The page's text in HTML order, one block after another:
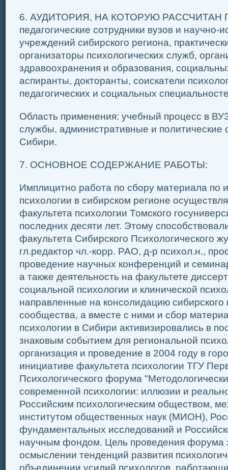
6. АУДИТОРИЯ, НА КОТОРУЮ РАССЧИТАН
педагогические сотрудники вузов и научно-
учреждений сибирского региона,
организаторы психологических служб,
здравоохранения и образования,
аспиранты, докторанты, соискатели
педагогических и социальных
Область применения: учебный процесс в
службы, административные и политические
Сибири.
7. ОСНОВНОЕ СОДЕРЖАНИЕ РАБОТЫ:
Имплицитно работа по сбору материала по
психологии в сибирском регионе
факультета психологии Томского
последних десяти лет. Этому
факультета Сибирского Психологического
гл.редактор чл.-корр. РАО, д-р психол.н.,
проведение научных конференций и
а также деятельность на факультете
социальной психологии и клинической
направленные на консолидацию сибирского
сообщества, а вместе с ними и сбор
психологии в Сибири активизировались в
знаковым событием для региональной
организация и проведение в 2004 году в
инициативе факультета психологии ТГУ
Психологического форума
современной психологии: иллюзии и
Российским психологическим обществом,
институтом общественных наук (МИОН),
фундаментальных исследований и
научным фондом. Цель проведения форума
осмыслении тенденций развития
объединении усилий психологов,